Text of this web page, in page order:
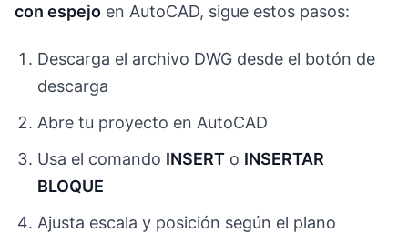
con espejo en AutoCAD, sigue estos pasos:
Descarga el archivo DWG desde el botón de
descarga
Abre tu proyecto en AutoCAD
Usa el comando INSERT o INSERTAR
BLOQUE
Ajusta escala y posición según el plano